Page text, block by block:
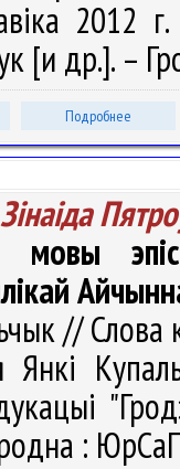
2012
[и др.]. –
Подробнее
мовы
//
Янкі
: